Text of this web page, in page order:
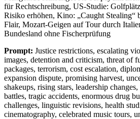
für Rechtschreibung, US-Studie:
Risiko erhöhen, Kino: „Caught Stealing“
Flair, Mozart-Geigen auf Tour durch
Bundesland ohne Fischerprüfung
Prompt: Justice restrictions, escalating
images, detention and criticism, threat of
packages, terrorism, cost escalation,
expansion dispute, promising harvest,
shakeups, rising stars, leadership
battles, tragic accidents, enormous drug
challenges, linguistic revisions, health
cinematography, celebrated music tours,